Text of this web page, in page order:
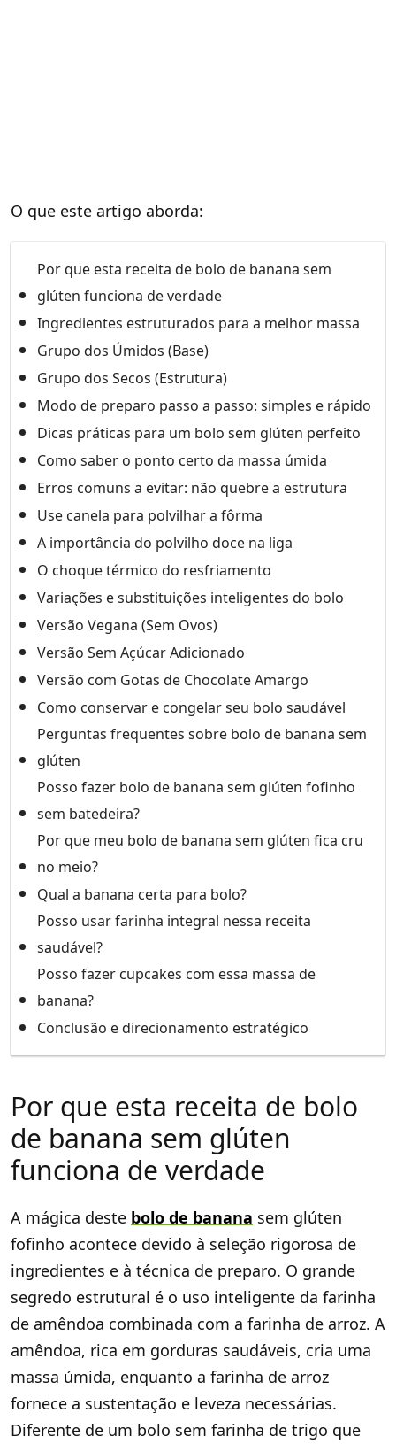
O que este artigo aborda:
Por que esta receita de bolo de banana sem
glúten funciona de verdade
Ingredientes estruturados para a melhor massa
Grupo dos Úmidos (Base)
Grupo dos Secos (Estrutura)
Modo de preparo passo a passo: simples e rápido
Dicas práticas para um bolo sem glúten perfeito
Como saber o ponto certo da massa úmida
Erros comuns a evitar: não quebre a estrutura
Use canela para polvilhar a fôrma
A importância do polvilho doce na liga
O choque térmico do resfriamento
Variações e substituições inteligentes do bolo
Versão Vegana (Sem Ovos)
Versão Sem Açúcar Adicionado
Versão com Gotas de Chocolate Amargo
Como conservar e congelar seu bolo saudável
Perguntas frequentes sobre bolo de banana sem
glúten
Posso fazer bolo de banana sem glúten fofinho
sem batedeira?
Por que meu bolo de banana sem glúten fica cru
no meio?
Qual a banana certa para bolo?
Posso usar farinha integral nessa receita
saudável?
Posso fazer cupcakes com essa massa de
banana?
Conclusão e direcionamento estratégico
Por que esta receita de bolo
de banana sem glúten
funciona de verdade
A mágica deste bolo de banana sem glúten
fofinho acontece devido à seleção rigorosa de
ingredientes e à técnica de preparo. O grande
segredo estrutural é o uso inteligente da farinha
de amêndoa combinada com a farinha de arroz. A
amêndoa, rica em gorduras saudáveis, cria uma
massa úmida, enquanto a farinha de arroz
fornece a sustentação e leveza necessárias.
Diferente de um bolo sem farinha de trigo que